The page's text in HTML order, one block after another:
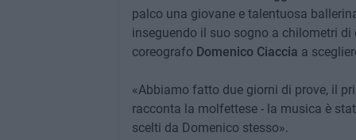
palco una giovane e talentuosa
inseguendo il suo sogno a chilometri
coreografo Domenico Ciaccia a
«Abbiamo fatto due giorni di prove, il
racconta la molfettese - la musica è
scelti da Domenico stesso».